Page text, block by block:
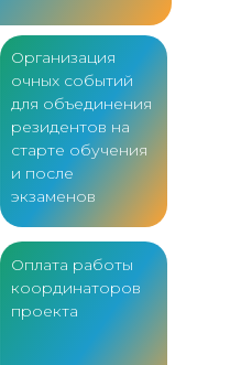
Оплата работы
координаторов
проекта
Организация
очных событий
для объединения
резидентов на
старте обучения
и после
экзаменов